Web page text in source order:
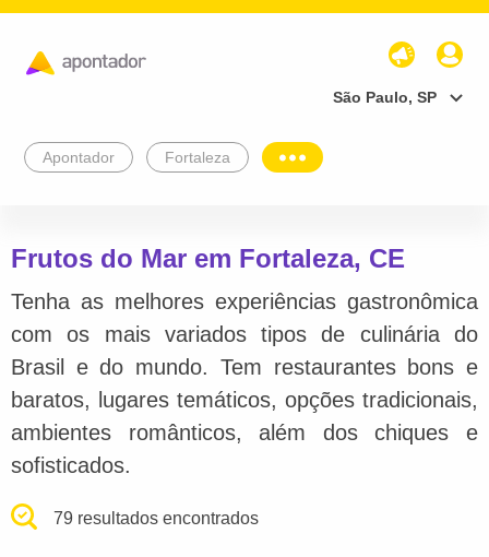
São Paulo, SP
Apontador Fortaleza
Frutos do Mar em Fortaleza, CE
Tenha as melhores experiências gastronômica
com os mais variados tipos de culinária do
Brasil e do mundo. Tem restaurantes bons e
baratos, lugares temáticos, opções tradicionais,
ambientes românticos, além dos chiques e
sofisticados.
79 resultados encontrados